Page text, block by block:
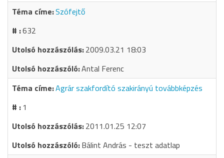
Szófejtő
632
2009.03.21 18:03
Antal Ferenc
Agrár szakfordító szakirányú továbbképzés
1
2011.01.25 12:07
Bálint András - teszt adatlap